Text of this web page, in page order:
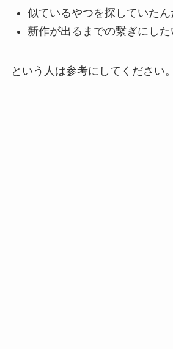
似ているやつを探していたん
新作が出るまでの繋ぎにした
という人は参考にしてください。